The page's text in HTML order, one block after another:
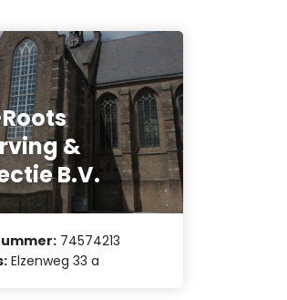
&
B.V.
74574213
Elzenweg 33 a